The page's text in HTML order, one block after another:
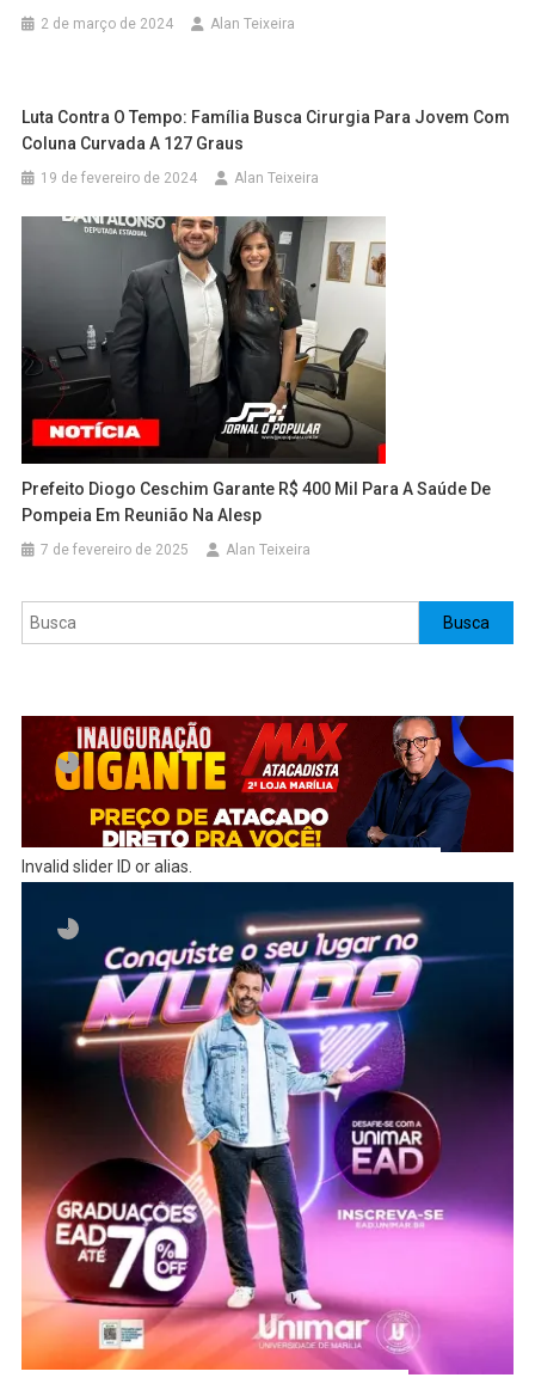
2 de março de 2024 Alan Teixeira
Luta Contra O Tempo: Família Busca Cirurgia Para Jovem Com
Coluna Curvada A 127 Graus
19 de fevereiro de 2024 Alan Teixeira
Prefeito Diogo Ceschim Garante R$ 400 Mil Para A Saúde De
Pompeia Em Reunião Na Alesp
7 de fevereiro de 2025 Alan Teixeira
Pesquisar Busca
Invalid slider ID or alias.